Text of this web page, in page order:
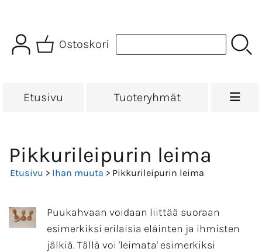
Ostoskori
Etusivu Tuoteryhmät
Pikkurileipurin leima
Etusivu > Ihan muuta > Pikkurileipurin leima
Puukahvaan voidaan liittää suoraan
esimerkiksi erilaisia eläinten ja ihmisten
jälkiä. Tällä voi 'leimata' esimerkiksi